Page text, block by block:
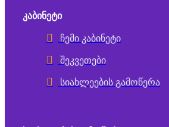
ᲙᲐᲑᲘᲜᲔᲢᲘ
ჩემი კაბინეტი
შეკვეთები
სიახლეების გამოწერა